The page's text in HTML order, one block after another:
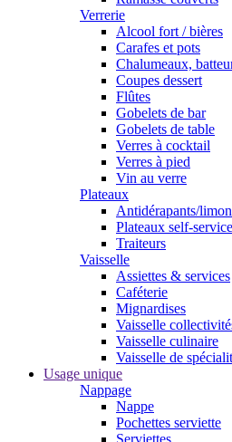
Verrerie
Alcool fort / bières
Carafes et pots
Chalumeaux,
Coupes dessert
Flûtes
Gobelets de bar
Gobelets de table
Verres à cocktail
Verres à pied
Vin au verre
Plateaux
Antidérapants/
Plateaux self-service
Traiteurs
Vaisselle
Assiettes & services
Caféterie
Mignardises
Vaisselle
Vaisselle culinaire
Vaisselle de
Usage unique
Nappage
Nappe
Pochettes serviette
Serviettes